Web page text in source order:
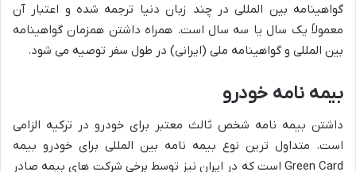
گواهینامه بین المللی در چند زبان دنیا ترجمه شده و اعتبار آن
معمولاً یک سال یا سه سال است. همراه داشتن همزمان گواهینامه
بین المللی و گواهینامه ملی (ایرانی) در طول سفر توصیه می شود.
بیمه نامه خودرو
داشتن بیمه نامه شخص ثالث معتبر برای خودرو در ترکیه الزامی
است. متداول ترین نوع بیمه نامه بین المللی برای خودرو بیمه
Green Card است که در ایران نیز توسط برخی شرکت های بیمه صادر